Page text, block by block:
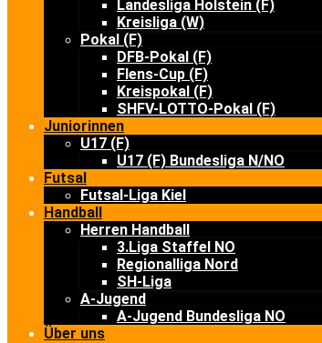
Landesliga Holstein (F)
Kreisliga (W)
Pokal (F)
DFB-Pokal (F)
Flens-Cup (F)
Kreispokal (F)
SHFV-LOTTO-Pokal (F)
Juniorinnen
U17 (F)
U17 (F) Bundesliga N/NO
Futsal
Futsal-Liga Kiel
Handball
Herren Handball
3.Liga Staffel NO
Regionalliga Nord
SH-Liga
A-Jugend
A-Jugend Bundesliga NO
Über uns